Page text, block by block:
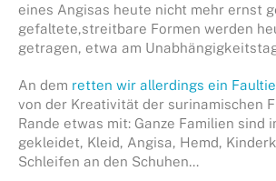
eines Angisas heute nicht mehr ernst
gefaltete,streitbare Formen werden
getragen, etwa am
An dem retten wir allerdings ein
von der Kreativität der surinamischen
Rande etwas mit: Ganze Familien sind
gekleidet, Kleid, Angisa, Hemd,
Schleifen an den Schuhen…